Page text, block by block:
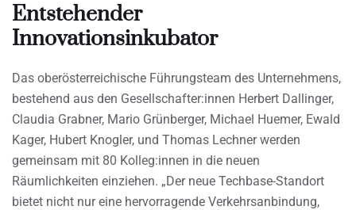
Entstehender
Innovationsinkubator
Das oberösterreichische Führungsteam des Unternehmens,
bestehend aus den Gesellschafter:innen Herbert Dallinger,
Claudia Grabner, Mario Grünberger, Michael Huemer, Ewald
Kager, Hubert Knogler, und Thomas Lechner werden
gemeinsam mit 80 Kolleg:innen in die neuen
Räumlichkeiten einziehen. „Der neue Techbase-Standort
bietet nicht nur eine hervorragende Verkehrsanbindung,